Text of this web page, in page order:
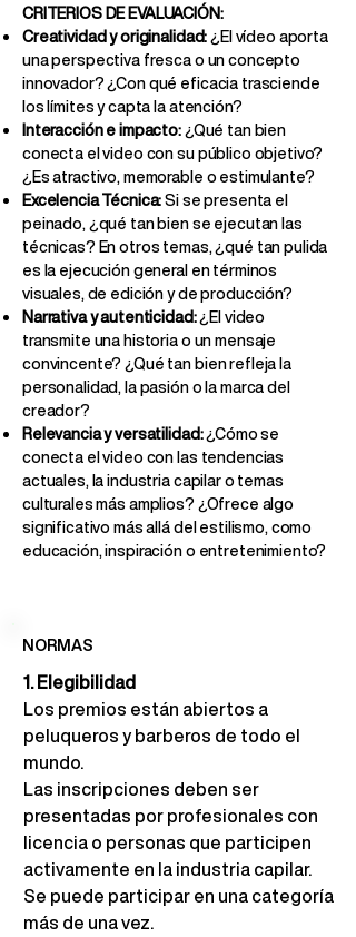
CRITERIOS DE EVALUACIÓN:
Creatividad y originalidad:¿El vídeo aporta
una perspectiva fresca o un concepto
innovador? ¿Con qué eficacia trasciende
los límites y capta la atención?
Interacción e impacto:¿Qué tan bien
conecta el video con su público objetivo?
¿Es atractivo, memorable o estimulante?
Excelencia Técnica:Si se presenta el
peinado, ¿qué tan bien se ejecutan las
técnicas? En otros temas, ¿qué tan pulida
es la ejecución general en términos
visuales, de edición y de producción?
Narrativa y autenticidad:¿El video
transmite una historia o un mensaje
convincente? ¿Qué tan bien refleja la
personalidad, la pasión o la marca del
creador?
Relevancia y versatilidad:¿Cómo se
conecta el video con las tendencias
actuales, la industria capilar o temas
culturales más amplios? ¿Ofrece algo
significativo más allá del estilismo, como
educación, inspiración o entretenimiento?
NORMAS
1. Elegibilidad
Los premios están abiertos a
peluqueros y barberos de todo el
mundo.
Las inscripciones deben ser
presentadas por profesionales con
licencia o personas que participen
activamente en la industria capilar.
Se puede participar en una categoría
más de una vez.